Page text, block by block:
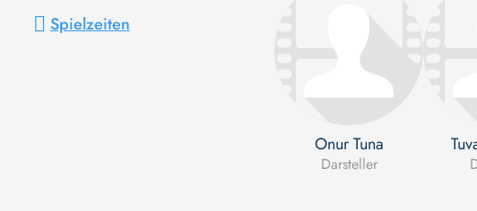
Spielzeiten
Onur Tuna
Darsteller